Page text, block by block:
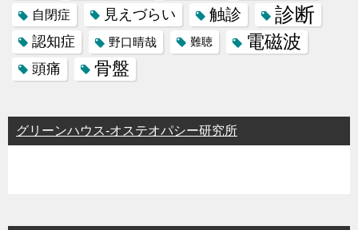
自閉症 見えづらい 触診 診断
認知症 野口晴哉 難聴 電磁波
頭痛 骨盤
グリーンハウス-オステオパシー研究所